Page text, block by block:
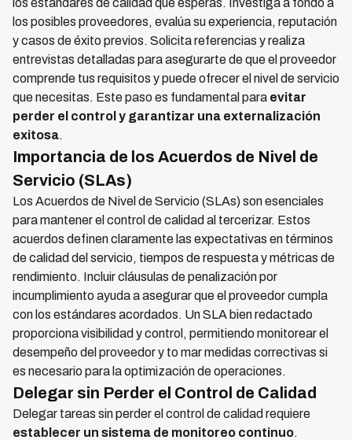
los estándares de calidad que esperas. Investiga a fondo a
los posibles proveedores, evalúa su experiencia, reputación
y casos de éxito previos. Solicita referencias y realiza
entrevistas detalladas para asegurarte de que el proveedor
comprende tus requisitos y puede ofrecer el nivel de servicio
que necesitas. Este paso es fundamental para evitar
perder el control y garantizar una externalización
exitosa.
Importancia de los Acuerdos de Nivel de
Servicio (SLAs)
Los Acuerdos de Nivel de Servicio (SLAs) son esenciales
para mantener el control de calidad al tercerizar. Estos
acuerdos definen claramente las expectativas en términos
de calidad del servicio, tiempos de respuesta y métricas de
rendimiento. Incluir cláusulas de penalización por
incumplimiento ayuda a asegurar que el proveedor cumpla
con los estándares acordados. Un SLA bien redactado
proporciona visibilidad y control, permitiendo monitorear el
desempeño del proveedor y to mar medidas correctivas si
es necesario para la optimización de operaciones.
Delegar sin Perder el Control de Calidad
Delegar tareas sin perder el control de calidad requiere
establecer un sistema de monitoreo continuo.